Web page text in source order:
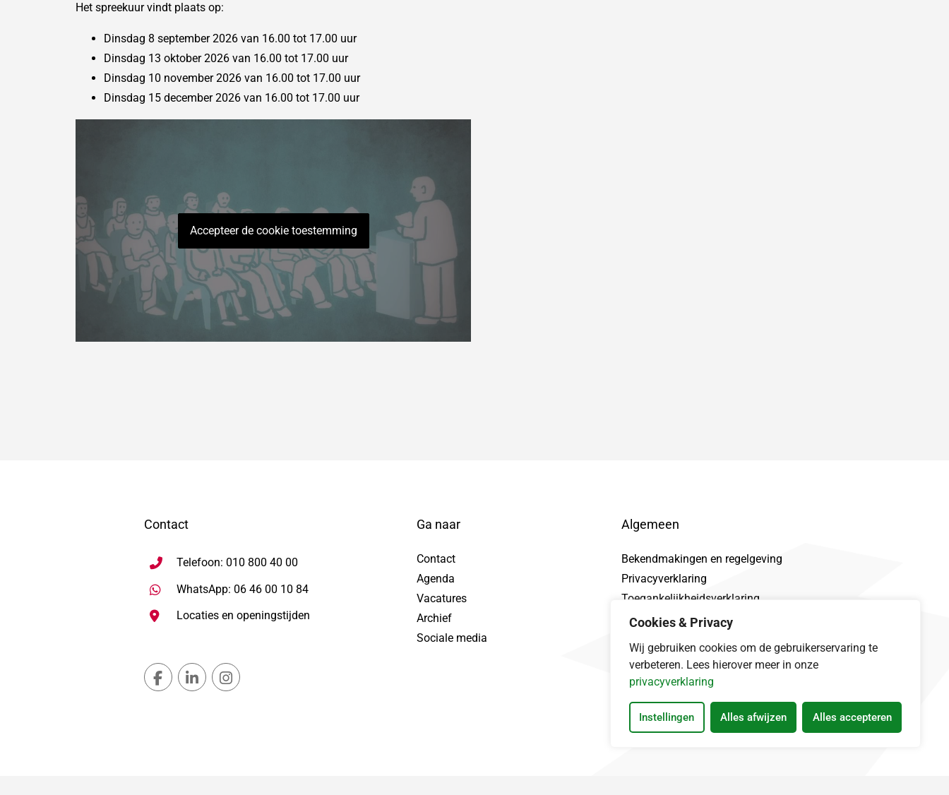
Cookies & Privacy
Wij gebruiken cookies om de gebruikerservaring te
verbeteren. Lees hierover meer in onze
privacyverklaring
Instellingen Alles afwijzen Alles accepteren
Het spreekuur vindt plaats op:
Dinsdag 8 september 2026 van 16.00 tot 17.00 uur
Dinsdag 13 oktober 2026 van 16.00 tot 17.00 uur
Dinsdag 10 november 2026 van 16.00 tot 17.00 uur
Dinsdag 15 december 2026 van 16.00 tot 17.00 uur
Accepteer de cookie toestemming
Contact
Telefoon: 010 800 40 00
WhatsApp: 06 46 00 10 84Stuur WhatsApp bericht, opent in nieuw tabblad
Locaties en openingstijden
Gemeente Lansingerland Facebook, opent in nieuw tabblad
Gemeente Lansingerland LinkedIn, opent in nieuw tabblad
Ga naar
Contact
Agenda
Vacatures
Archief
Sociale media
Algemeen
Bekendmakingen en regelgeving
Privacyverklaring
Toegankelijkheidsverklaring
Proclaimer